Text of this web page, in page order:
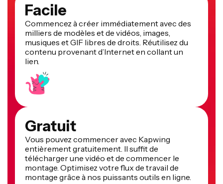
Facile
Commencez à créer immédiatement avec des
milliers de modèles et de vidéos, images,
musiques et GIF libres de droits. Réutilisez du
contenu provenant d’Internet en collant un
lien.
Gratuit
Vous pouvez commencer avec Kapwing
entièrement gratuitement. Il suffit de
télécharger une vidéo et de commencer le
montage. Optimisez votre flux de travail de
montage grâce à nos puissants outils en ligne.